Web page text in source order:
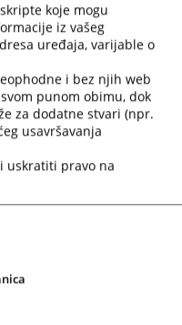
koje mogu
iz vašeg
uređaja, varijable o
i bez njih web
punom obimu, dok
za dodatne stvari (npr.
usavršavanja
uskratiti pravo na